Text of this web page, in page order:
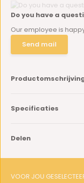
Do you have a
Our employee is
Send mail
Specificaties
Delen
VOOR JOU